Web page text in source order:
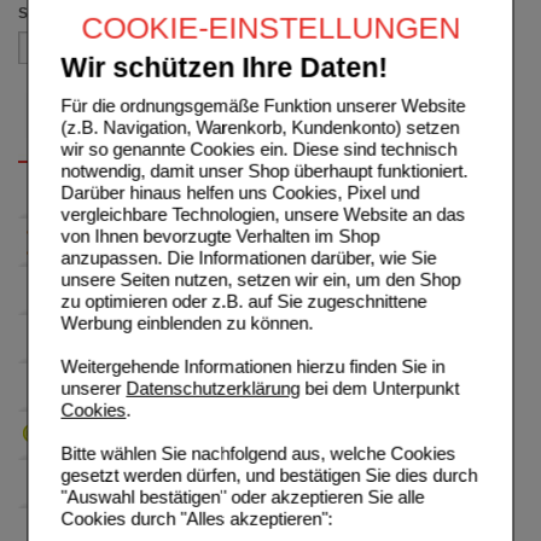
COOKIE-EINSTELLUNGEN
Wir schützen Ihre Daten!
Für die ordnungsgemäße Funktion unserer Website
(z.B. Navigation, Warenkorb, Kundenkonto) setzen
wir so genannte Cookies ein. Diese sind technisch
notwendig, damit unser Shop überhaupt funktioniert.
Darüber hinaus helfen uns Cookies, Pixel und
vergleichbare Technologien, unsere Website an das
von Ihnen bevorzugte Verhalten im Shop
anzupassen. Die Informationen darüber, wie Sie
unsere Seiten nutzen, setzen wir ein, um den Shop
zu optimieren oder z.B. auf Sie zugeschnittene
Werbung einblenden zu können.
Weitergehende Informationen hierzu finden Sie in
unserer Datenschutzerklärungbei dem Unterpunkt
Cookies.
Bitte wählen Sie nachfolgend aus, welche Cookies
gesetzt werden dürfen, und bestätigen Sie dies durch
"Auswahl bestätigen" oder akzeptieren Sie alle
Cookies durch "Alles akzeptieren":
Sortieren nach